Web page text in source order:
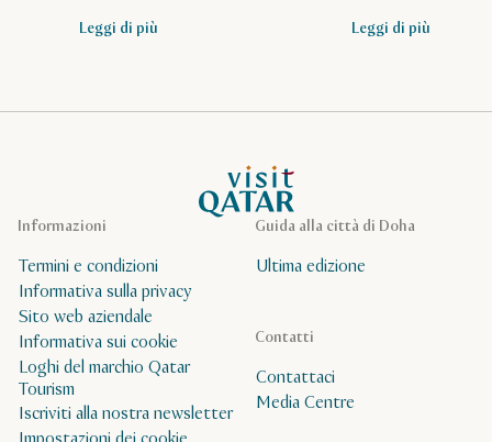
Leggi di più Leggi di più
Pagina iniziale Visit Qatar
Guida alla città di Doha
Ultima edizione
Contatti
Contattaci
Media Centre
Informazioni
Termini e condizioni
Informativa sulla privacy
Sito web aziendale
Informativa sui cookie
Loghi del marchio Qatar
Tourism
Iscriviti alla nostra newsletter